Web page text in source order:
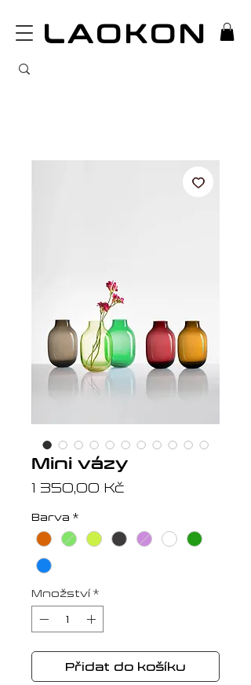
LAOKON
Mini vázy
1 350,00 KčCena
Barva *
Množství *
Přidat do košíku